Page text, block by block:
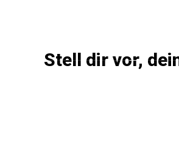
Stell dir vor,